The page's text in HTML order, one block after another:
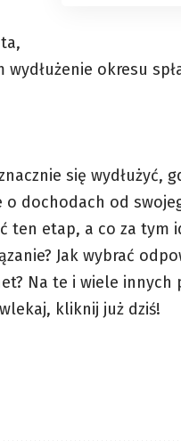
,
okresu
się wydłużyć,
dochodach od
ten etap, a co za tym
Jak wybrać
Na te i wiele
kliknij już dziś!